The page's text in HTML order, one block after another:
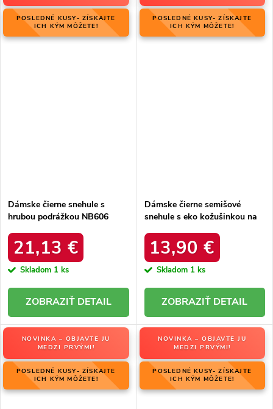
POSLEDNÉ KUSY- ZÍSKAJTE
ICH KÝM MÔŽETE!
Dámske čierne snehule s
hrubou podrážkou NB606
21,13 €
Skladom 1 ks
DETAIL
POSLEDNÉ KUSY- ZÍSKAJTE
ICH KÝM MÔŽETE!
Dámske čierne semišové
snehule s eko kožušinkou na
BLACK
13,90 €
Skladom 1 ks
DETAIL
NOVINKA – OBJAVTE JU
MEDZI PRVÝMI!
POSLEDNÉ KUSY- ZÍSKAJTE
ICH KÝM MÔŽETE!
NOVINKA – OBJAVTE JU
MEDZI PRVÝMI!
POSLEDNÉ KUSY- ZÍSKAJTE
ICH KÝM MÔŽETE!